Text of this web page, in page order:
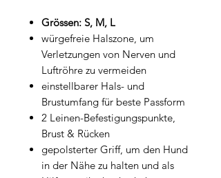
Grössen: S, M, L
würgefreie Halszone, um
Verletzungen von Nerven und
Luftröhre zu vermeiden
einstellbarer Hals- und
Brustumfang für beste Passform
2 Leinen-Befestigungspunkte,
Brust & Rücken
gepolsterter Griff, um den Hund
in der Nähe zu halten und als